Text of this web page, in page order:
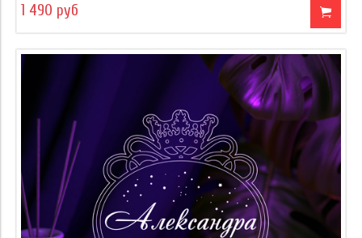
1 490 руб